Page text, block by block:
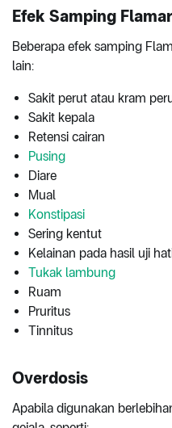
Efek Samping Flamar
Beberapa efek samping
lain:
Sakit perut atau kram
Sakit kepala
Retensi cairan
Pusing
Diare
Mual
Konstipasi
Sering kentut
Kelainan pada hasil uji
Tukak lambung
Ruam
Pruritus
Tinnitus
Overdosis
Apabila digunakan